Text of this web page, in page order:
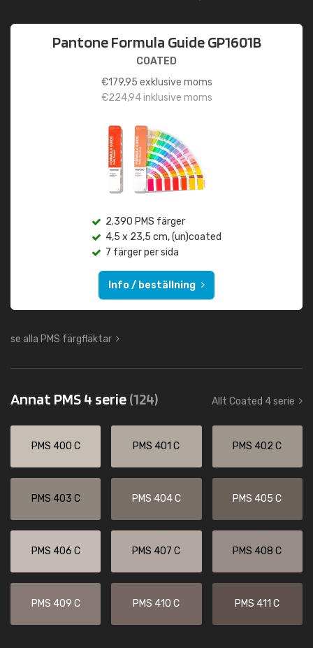
Pantone Formula Guide GP1601B
COATED
€179,95 exklusive moms
€224,94inklusive moms
2.390 PMS färger
4,5 x 23,5 cm, (un)coated
7 färger per sida
Info / beställning
se alla PMS färgfläktar
Annat PMS 4 serie(124) Allt Coated 4 serie
PMS 400 C PMS 401 C PMS 402 C
PMS 403 C PMS 404 C PMS 405 C
PMS 406 C PMS 407 C PMS 408 C
PMS 409 C PMS 410 C PMS 411 C